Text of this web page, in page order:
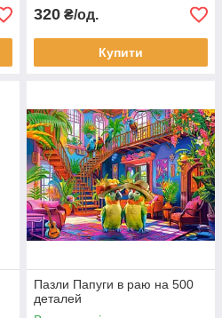
320 ₴/од.
Купити
Пазли Папуги в раю на 500
деталей